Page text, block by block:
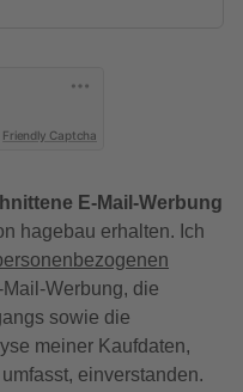
Friendly Captcha
E-Mail-Werbung
hagebau erhalten. Ich
Mail-Werbung, die
sowie die
meiner Kaufdaten,
einverstanden.